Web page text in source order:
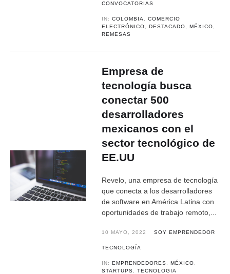
CONVOCATORIAS
IN:COLOMBIA ,COMERCIO
ELECTRÓNICO
,DESTACADO ,MÉXICO
REMESAS
Empresa de
tecnología busca
conectar 500
desarrolladores
mexicanos con el
sector tecnológico de
EE.UU
Revelo, una empresa de tecnología
que conecta a los desarrolladores
de software en América Latina con
oportunidades de trabajo remoto,...
10 MAYO, 2022 SOY EMPRENDEDOR
TECNOLOGÍA
IN:EMPRENDEDORES ,MÉXICO
STARTUPS
,TECNOLOGIA